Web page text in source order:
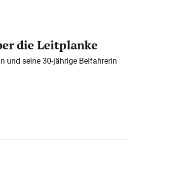
die Leitplanke
und seine 30-jährige Beifahrerin